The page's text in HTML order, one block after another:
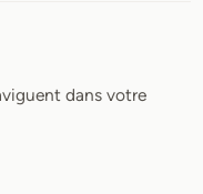
dans votre